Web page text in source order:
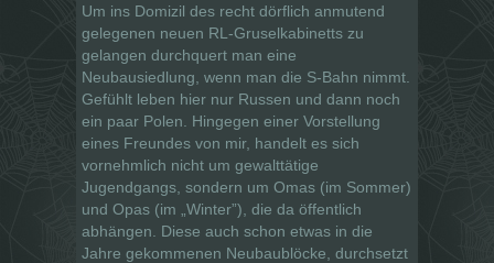
Um ins Domizil des recht dörflich anmutend
gelegenen neuen RL-Gruselkabinetts zu
gelangen durchquert man eine
Neubausiedlung, wenn man die S-Bahn nimmt.
Gefühlt leben hier nur Russen und dann noch
ein paar Polen. Hingegen einer Vorstellung
eines Freundes von mir, handelt es sich
vornehmlich nicht um gewalttätige
Jugendgangs, sondern um Omas (im Sommer)
und Opas (im „Winter”), die da öffentlich
abhängen. Diese auch schon etwas in die
Jahre gekommenen Neubaublöcke, durchsetzt